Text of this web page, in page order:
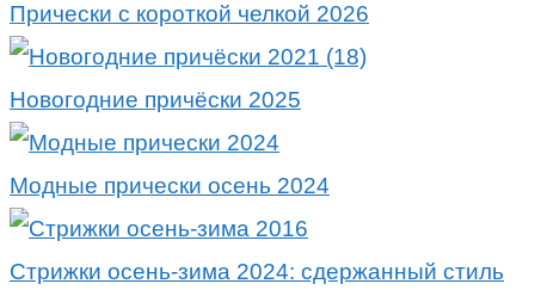
Прически с короткой челкой 2026
Новогодние причёски 2025
Модные прически осень 2024
Стрижки осень-зима 2024: сдержанный стиль